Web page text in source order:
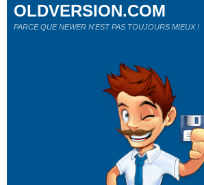
OLDVERSION.COM
PARCE QUE NEWER N'EST PAS TOUJOURS MIEUX !